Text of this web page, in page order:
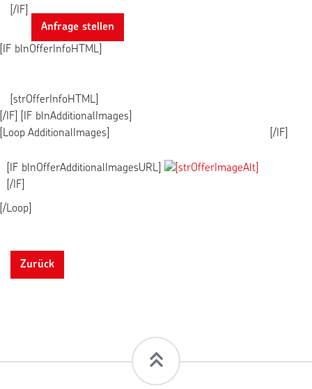
[/IF]
Anfrage stellen
[IF blnOfferInfoHTML]
[strOfferInfoHTML]
[/IF] [IF blnAdditionalImages]
[Loop AdditionalImages]
[IF blnOfferAdditionalImagesURL]
[/IF]
[/Loop]
[/IF]
Zurück